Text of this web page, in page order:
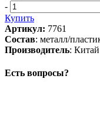
-
Купить
Артикул: 7761
Состав: металл/
Производитель: Китай
Есть вопросы?